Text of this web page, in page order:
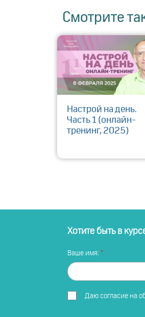
Смотрите
Настрой на день.
Часть 1 (онлайн-
тренинг, 2025)
Хотите быть в
Ваше имя:
Даю согласие на